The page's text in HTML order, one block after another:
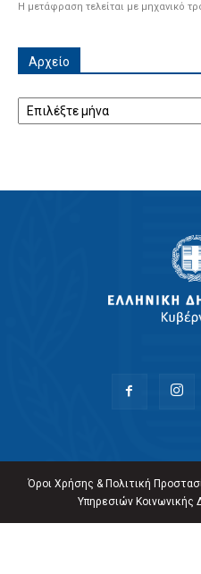
Η μετάφραση τελείται με μηχανικό
Αρχείο
Αρχείο
Όροι Χρήσης & Πολιτική
Υπηρεσιών Κοινωνικής